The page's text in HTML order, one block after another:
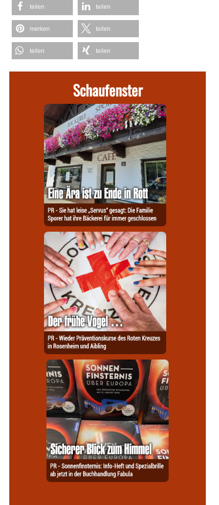
teilen teilen
merken teilen
teilen teilen
Schaufenster